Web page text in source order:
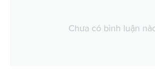
Chưa có bình luận